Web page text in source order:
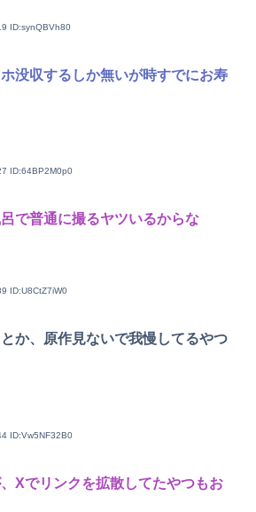
ID:synQBVh80
没収するしか無いが時すでにお寿
ID:64BP2M0p0
で普通に撮るヤツいるからな
ID:U8CtZ7iW0
か、原作見ないで我慢してるやつ
ID:Vw5NF32B0
Xでリンクを拡散してたやつもお